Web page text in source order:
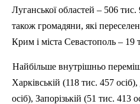
Луганської областей – 506 тис.
також громадяни, які
Крим і міста Севастополь – 19
Найбільше внутрішньо
Харківській (118 тис. 457
осіб), Запорізькій (51 тис. 413